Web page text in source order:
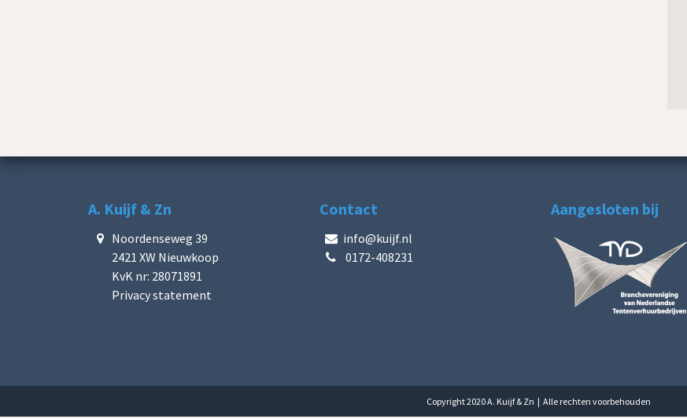
A. Kuijf & Zn
Noordenseweg 39
2421 XW Nieuwkoop
KvK nr: 28071891
Privacy statement
Contact
info@kuijf.nl
0172-408231
Aangesloten bij
Copyright 2020 A. Kuijf & Zn | Alle rechten voorbehouden